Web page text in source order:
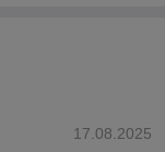
17.08.2025